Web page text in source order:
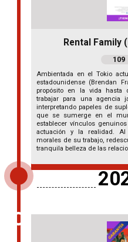
Rental Family
109
Ambientada en el Tokio
estadounidense (Brendan
propósito en la vida hasta
trabajar para una agencia
interpretando papeles de
que se sumerge en el
establecer vínculos
actuación y la realidad. Al
morales de su trabajo,
tranquila belleza de las